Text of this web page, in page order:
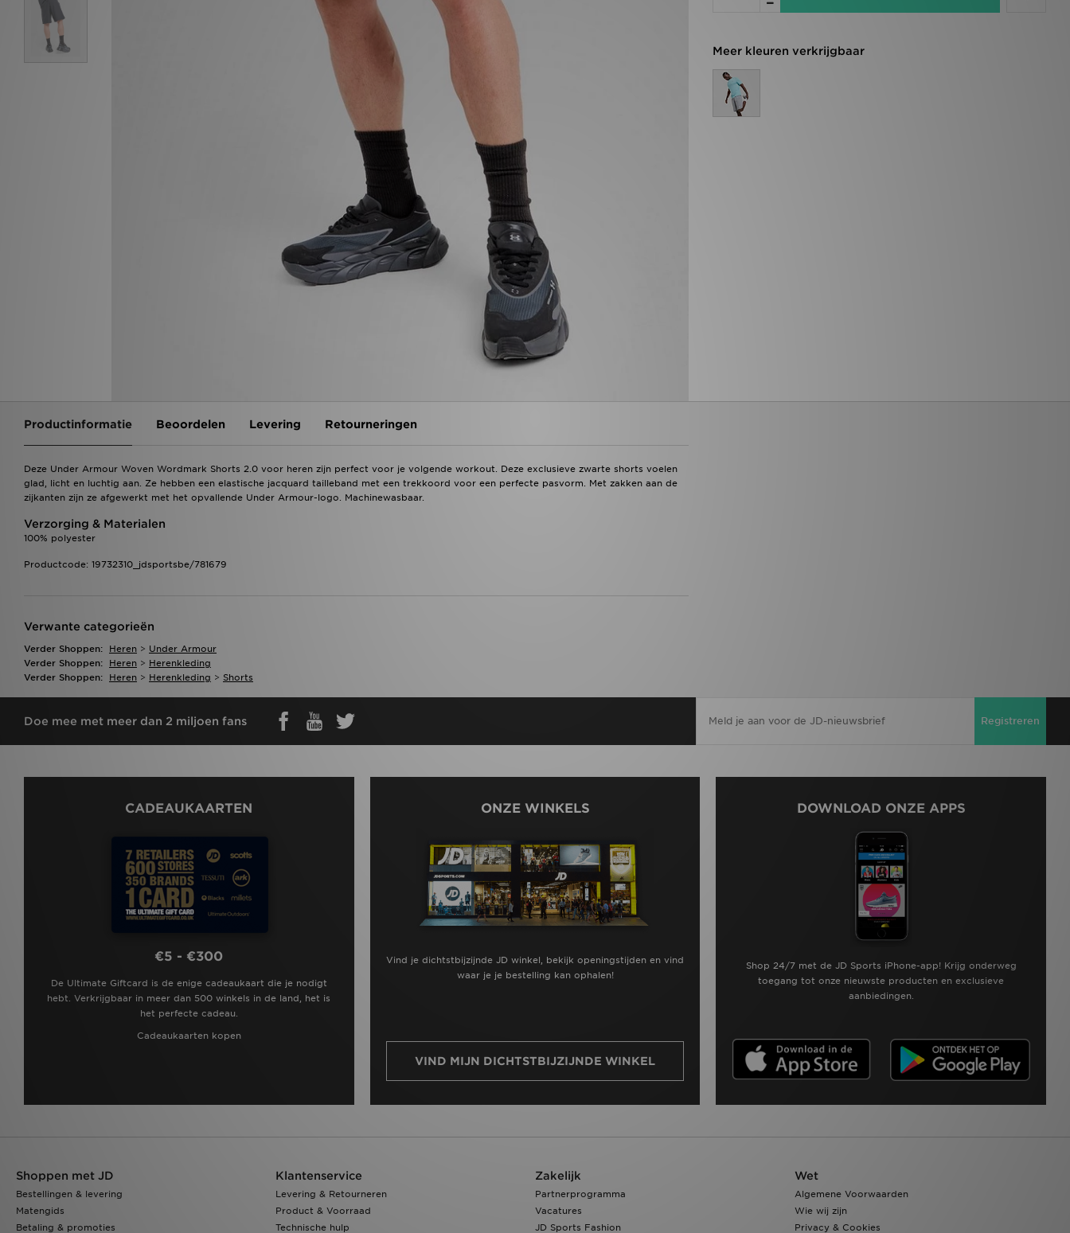
Meer kleuren verkrijgbaar
Productinformatie Beoordelen Levering Retourneringen
Deze Under Armour Woven Wordmark Shorts 2.0 voor heren zijn perfect voor je volgende workout. Deze exclusieve zwarte shorts voelen
glad, licht en luchtig aan. Ze hebben een elastische jacquard tailleband met een trekkoord voor een perfecte pasvorm. Met zakken aan de
zijkanten zijn ze afgewerkt met het opvallende Under Armour-logo. Machinewasbaar.
Verzorging & Materialen
100% polyester
Productcode: 19732310_jdsportsbe/781679
Verwante categorieën
Verder Shoppen: Heren > Under Armour
Verder Shoppen:
Heren > Herenkleding
Verder Shoppen:
Heren > Herenkleding > Shorts
Doe mee met meer dan 2 miljoen fans Registreren
CADEAUKAARTEN
€5 - €300
De Ultimate Giftcard is de enige cadeaukaart die je nodigt
hebt. Verkrijgbaar in meer dan 500 winkels in de land, het is
het perfecte cadeau.
Cadeaukaarten kopen
ONZE WINKELS
Vind je dichtstbijzijnde JD winkel, bekijk openingstijden en vind
waar je je bestelling kan ophalen!
VIND MIJN DICHTSTBIJZIJNDE WINKEL
DOWNLOAD ONZE APPS
Shop 24/7 met de JD Sports iPhone-app! Krijg onderweg
toegang tot onze nieuwste producten en exclusieve
aanbiedingen.
Shoppen met JD
Bestellingen & levering
Matengids
Betaling & promoties
Klantenservice
Levering & Retourneren
Product & Voorraad
Technische hulp
Zakelijk
Partnerprogramma
Vacatures
JD Sports Fashion
Wet
Algemene Voorwaarden
Wie wij zijn
Privacy & Cookies